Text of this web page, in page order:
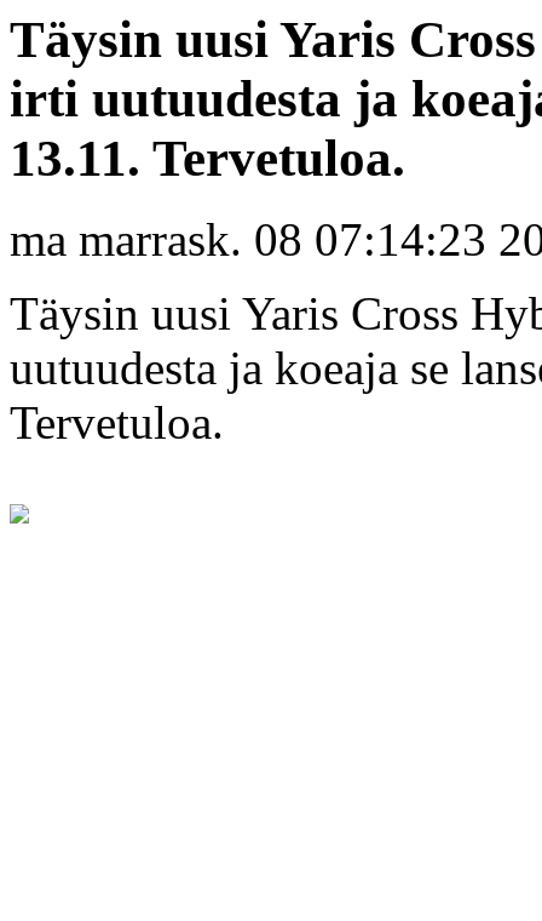
Täysin uusi Yaris
irti uutuudesta ja
13.11. Tervetuloa.
ma marrask. 08 07:14:23
Täysin uusi Yaris Cross
uutuudesta ja koeaja se
Tervetuloa.